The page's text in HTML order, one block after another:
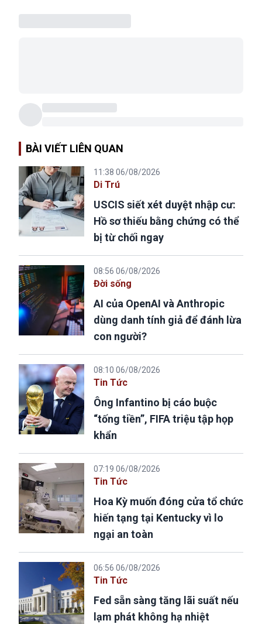
BÀI VIẾT LIÊN QUAN
11:38 06/08/2026
Di Trú
USCIS siết xét duyệt nhập cư:
Hồ sơ thiếu bằng chứng có thể
bị từ chối ngay
08:56 06/08/2026
Đời sống
AI của OpenAI và Anthropic
dùng danh tính giả để đánh lừa
con người?
08:10 06/08/2026
Tin Tức
Ông Infantino bị cáo buộc
“tống tiền”, FIFA triệu tập họp
khẩn
07:19 06/08/2026
Tin Tức
Hoa Kỳ muốn đóng cửa tổ chức
hiến tạng tại Kentucky vì lo
ngại an toàn
06:56 06/08/2026
Tin Tức
Fed sẵn sàng tăng lãi suất nếu
lạm phát không hạ nhiệt